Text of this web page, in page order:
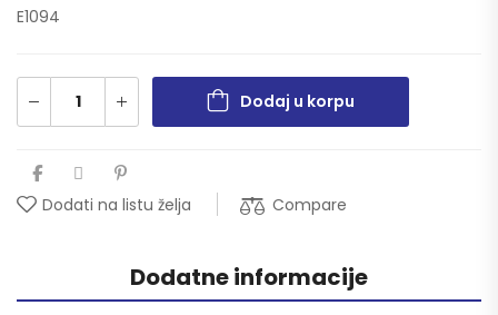
E1094
Dodaj u korpu
Dodati na listu želja Compare
Dodatne informacije